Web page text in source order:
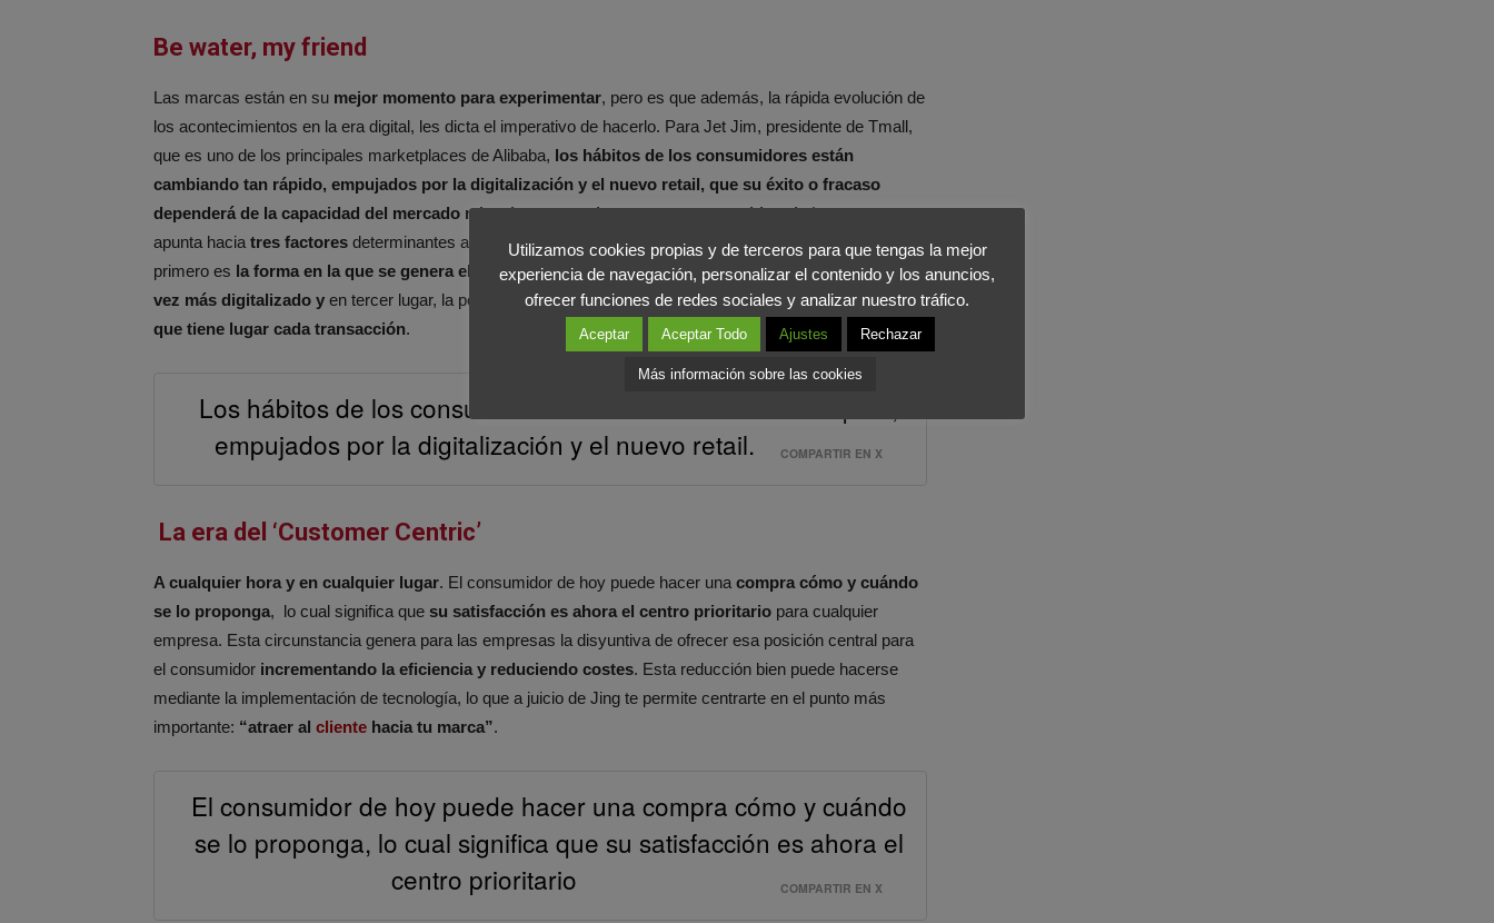
Be water, my friend
Las marcas están en su mejor momento para experimentar, pero es que además, la rápida evolución de
los acontecimientos en la era digital, les dicta el imperativo de hacerlo. Para Jet Jim, presidente de Tmall,
que es uno de los principales marketplaces de Alibaba, los hábitos de los consumidores están
cambiando tan rápido, empujados por la digitalización y el nuevo retail, que su éxito o fracaso
dependerá de la capacidad del mercado minorista para adaptarse a esos cambios. Así, este proceso
apunta hacia tres factores determinantes a la hora de “salir a jugar” en el mundo de los negocios: el
primero es la forma en la que se genera el producto, la manera de tratar a un cliente que está cada
vez más digitalizado y en tercer lugar, la posibilidad de las empresas deser flexibles con el lugar en el
que tiene lugar cada transacción.
Los hábitos de los consumidores están cambiando tan rápido,
empujados por la digitalización y el nuevo retail.
COMPARTIR EN X
La era del ‘Customer Centric’
A cualquier hora y en cualquier lugar. El consumidor de hoy puede hacer una compra cómo y cuándo
se lo proponga, lo cual significa que su satisfacción es ahora el centro prioritario para cualquier
empresa. Esta circunstancia genera para las empresas la disyuntiva de ofrecer esa posición central para
el consumidor incrementando la eficiencia y reduciendo costes. Esta reducción bien puede hacerse
mediante la implementación de tecnología, lo que a juicio de Jing te permite centrarte en el punto más
importante: “atraer al cliente hacia tu marca”.
El consumidor de hoy puede hacer una compra cómo y cuándo
se lo proponga, lo cual significa que su satisfacción es ahora el
centro prioritario
COMPARTIR EN X
Utilizamos cookies propias y de terceros para que tengas la mejor
experiencia de navegación, personalizar el contenido y los anuncios,
ofrecer funciones de redes sociales y analizar nuestro tráfico.
Aceptar Aceptar Todo Ajustes Rechazar
Más información sobre las cookies